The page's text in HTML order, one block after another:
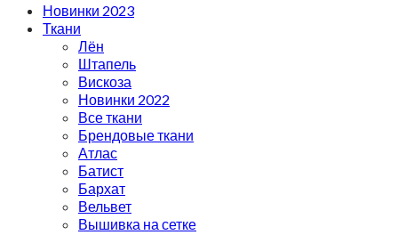
Новинки 2023
Ткани
Лён
Штапель
Вискоза
Новинки 2022
Все ткани
Брендовые ткани
Атлас
Батист
Бархат
Вельвет
Вышивка на сетке